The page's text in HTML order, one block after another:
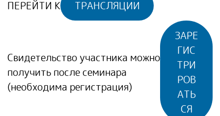
ПЕРЕЙТИ К ТРАНСЛЯЦИИ
Свидетельство участника можно
получить после семинара
(необходима регистрация)
ЗАРЕ
ГИС
ТРИ
РОВ
АТЬ
СЯ